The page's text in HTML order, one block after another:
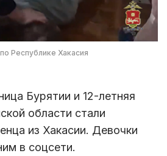
Республике Хакасия
Бурятии и 12-летняя
области стали
из Хакасии. Девочки
в соцсети.